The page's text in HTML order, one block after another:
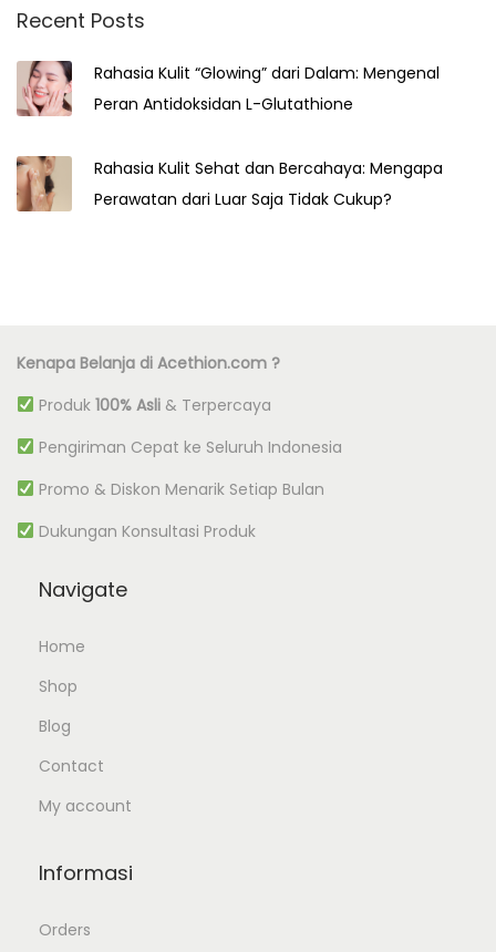
r
f
r
:
Recent Posts
Rahasia Kulit “Glowing” dari Dalam: Mengenal
Peran Antidoksidan L-Glutathione
Rahasia Kulit Sehat dan Bercahaya: Mengapa
Perawatan dari Luar Saja Tidak Cukup?
Kenapa Belanja di Acethion.com ?
Produk 100% Asli& Terpercaya
Pengiriman Cepat ke Seluruh Indonesia
Promo & Diskon Menarik Setiap Bulan
Dukungan Konsultasi Produk
Navigate
Home
Shop
Blog
Contact
My account
Informasi
Orders